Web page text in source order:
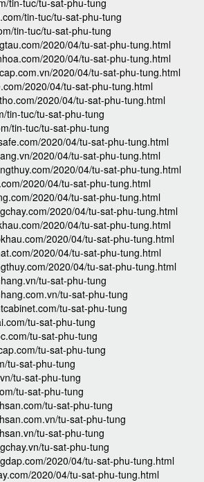
tin-tuc/tu-sat-phu-tung
tin-tuc/tu-sat-phu-tung
tin-tuc/tu-sat-phu-tung
2020/04/tu-sat-phu-tung.html
2020/04/tu-sat-phu-tung.html
2020/04/tu-sat-phu-tung.html
2020/04/tu-sat-phu-tung.html
2020/04/tu-sat-phu-tung.html
tin-tuc/tu-sat-phu-tung
tin-tuc/tu-sat-phu-tung
2020/04/tu-sat-phu-tung.html
2020/04/tu-sat-phu-tung.html
2020/04/tu-sat-phu-tung.html
2020/04/tu-sat-phu-tung.html
2020/04/tu-sat-phu-tung.html
2020/04/tu-sat-phu-tung.html
2020/04/tu-sat-phu-tung.html
2020/04/tu-sat-phu-tung.html
2020/04/tu-sat-phu-tung.html
2020/04/tu-sat-phu-tung.html
tu-sat-phu-tung
tu-sat-phu-tung
tu-sat-phu-tung
tu-sat-phu-tung
tu-sat-phu-tung
tu-sat-phu-tung
tu-sat-phu-tung
tu-sat-phu-tung
tu-sat-phu-tung
tu-sat-phu-tung
tu-sat-phu-tung
tu-sat-phu-tung
tu-sat-phu-tung
2020/04/tu-sat-phu-tung.html
2020/04/tu-sat-phu-tung.html